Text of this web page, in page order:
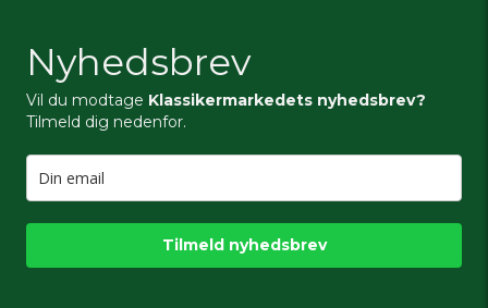
Nyhedsbrev
Vil du modtage Klassikermarkedets nyhedsbrev?
Tilmeld dig nedenfor.
Tilmeld nyhedsbrev